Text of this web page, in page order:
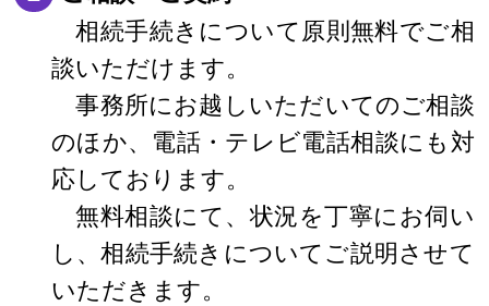
相続手続きについて原則無料でご相
談いただけます。
事務所にお越しいただいてのご相談
のほか、電話・テレビ電話相談にも対
応しております。
無料相談にて、状況を丁寧にお伺い
し、相続手続きについてご説明させて
いただきます。